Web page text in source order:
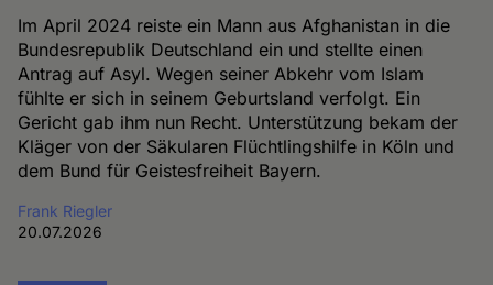
Im April 2024 reiste ein Mann aus Afghanistan in die
Bundesrepublik Deutschland ein und stellte einen
Antrag auf Asyl. Wegen seiner Abkehr vom Islam
fühlte er sich in seinem Geburtsland verfolgt. Ein
Gericht gab ihm nun Recht. Unterstützung bekam der
Kläger von der Säkularen Flüchtlingshilfe in Köln und
dem Bund für Geistesfreiheit Bayern.
Frank Riegler
20.07.2026